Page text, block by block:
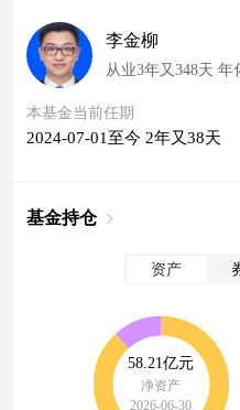
李金柳
从业3年又348天 年
本基金当前任期
2024-07-01至今 2年又38天
基金持仓
资产
58.21亿元
净资产
2026-06-30